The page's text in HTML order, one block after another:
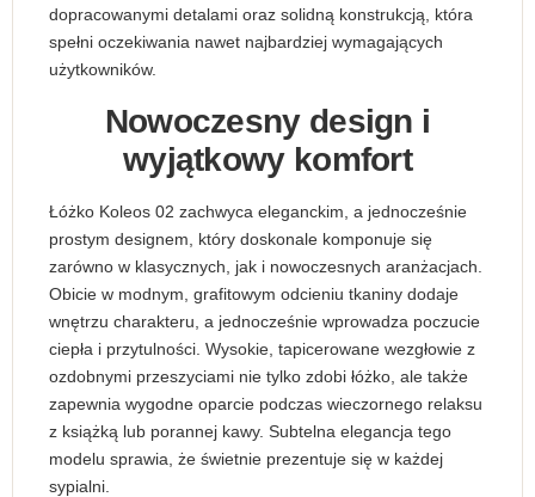
dopracowanymi detalami oraz solidną konstrukcją, która
spełni oczekiwania nawet najbardziej wymagających
użytkowników.
Nowoczesny design i
wyjątkowy komfort
Łóżko Koleos 02 zachwyca eleganckim, a jednocześnie
prostym designem, który doskonale komponuje się
zarówno w klasycznych, jak i nowoczesnych aranżacjach.
Obicie w modnym, grafitowym odcieniu tkaniny dodaje
wnętrzu charakteru, a jednocześnie wprowadza poczucie
ciepła i przytulności. Wysokie, tapicerowane wezgłowie z
ozdobnymi przeszyciami nie tylko zdobi łóżko, ale także
zapewnia wygodne oparcie podczas wieczornego relaksu
z książką lub porannej kawy. Subtelna elegancja tego
modelu sprawia, że świetnie prezentuje się w każdej
sypialni.